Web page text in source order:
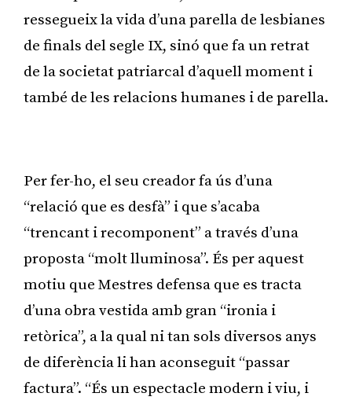
ressegueix la vida d’una parella de lesbianes
de finals del segle IX, sinó que fa un retrat
de la societat patriarcal d’aquell moment i
també de les relacions humanes i de parella.
Per fer-ho, el seu creador fa ús d’una
“relació que es desfà” i que s’acaba
“trencant i recomponent” a través d’una
proposta “molt lluminosa”. És per aquest
motiu que Mestres defensa que es tracta
d’una obra vestida amb gran “ironia i
retòrica”, a la qual ni tan sols diversos anys
de diferència li han aconseguit “passar
factura”. “És un espectacle modern i viu, i